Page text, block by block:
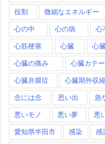
役割 微細なエネルギー
心の中 心の病 心
心筋梗塞 心臓 心
心臓の痛み 心臓カテ
心臓弁膜症 心臓期外収
念には念 思い出 急
悪いモノ 悪い夢 悪
愛知県半田市 感染 感